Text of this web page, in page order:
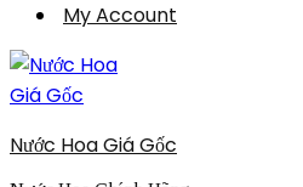
My Account
Nước Hoa Giá Gốc